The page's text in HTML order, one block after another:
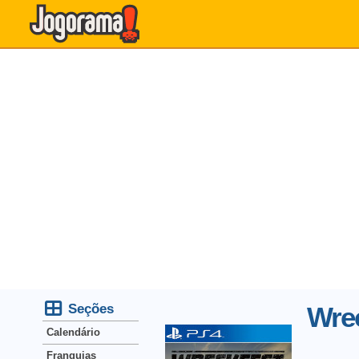
Seções
Calendário
Franquias